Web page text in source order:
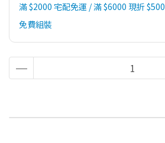
滿 $2000 宅配免運 / 滿 $6000 現折 $500
免費組裝